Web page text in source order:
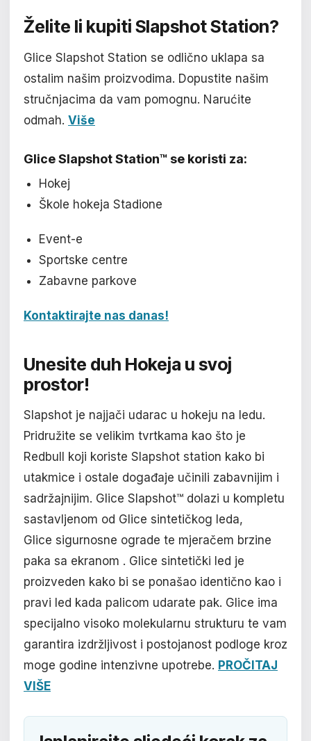
Želite li kupiti Slapshot Station?
Glice Slapshot Station se odlično uklapa sa
ostalim našim proizvodima. Dopustite našim
stručnjacima da vam pomognu. Narućite
odmah. Više
Glice Slapshot Station™ se koristi za:
Hokej
Škole hokeja Stadione
Event-e
Sportske centre
Zabavne parkove
Kontaktirajte nas danas!
Unesite duh Hokeja u svoj
prostor!
Slapshot je najjači udarac u hokeju na ledu.
Pridružite se velikim tvrtkama kao što je
Redbull koji koriste Slapshot station kako bi
utakmice i ostale događaje učinili zabavnijim i
sadržajnijim. Glice Slapshot™ dolazi u kompletu
sastavljenom od Glice sintetičkog leda,
Glice sigurnosne ograde te mjeračem brzine
paka sa ekranom . Glice sintetički led je
proizveden kako bi se ponašao identično kao i
pravi led kada palicom udarate pak. Glice ima
specijalno visoko molekularnu strukturu te vam
garantira izdržljivost i postojanost podloge kroz
moge godine intenzivne upotrebe. PROČITAJ
VIŠE